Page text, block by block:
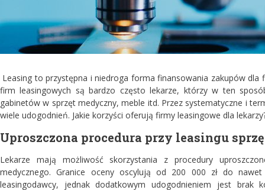
Leasing to przystępna i niedroga forma finansowania zakupów
firm leasingowych są bardzo często lekarze, którzy w ten
gabinetów w sprzęt medyczny, meble itd. Przez systematyczne i
wiele udogodnień. Jakie korzyści oferują firmy leasingowe dla
Uproszczona procedura przy leasingu
Lekarze mają możliwość skorzystania z procedury
medycznego. Granice oceny oscylują od 200 000 zł do
leasingodawcy, jednak dodatkowym udogodnieniem jest brak